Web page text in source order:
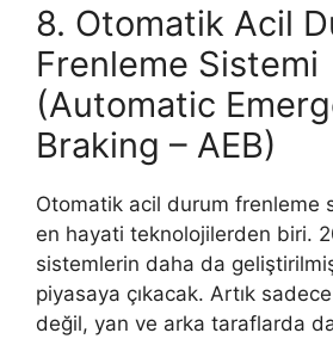
8. Otomatik Acil
Frenleme Sistemi
(Automatic
Braking – AEB)
Otomatik acil durum frenleme
en hayati teknolojilerden biri.
sistemlerin daha da
piyasaya çıkacak. Artık
değil, yan ve arka taraflarda